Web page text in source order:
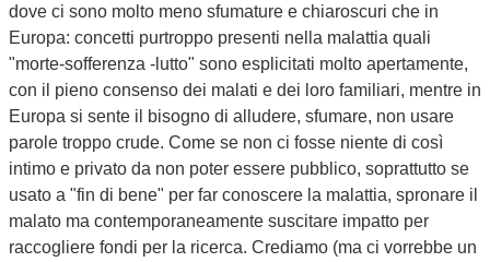
dove ci sono molto meno sfumature e chiaroscuri che in
Europa: concetti purtroppo presenti nella malattia quali
"morte-sofferenza -lutto" sono esplicitati molto apertamente,
con il pieno consenso dei malati e dei loro familiari, mentre in
Europa si sente il bisogno di alludere, sfumare, non usare
parole troppo crude. Come se non ci fosse niente di così
intimo e privato da non poter essere pubblico, soprattutto se
usato a "fin di bene" per far conoscere la malattia, spronare il
malato ma contemporaneamente suscitare impatto per
raccogliere fondi per la ricerca. Crediamo (ma ci vorrebbe un